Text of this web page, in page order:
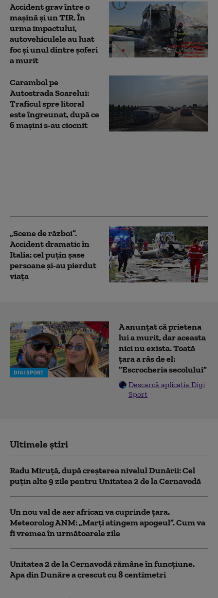
Accident grav între o
mașină și un TIR. În
urma impactului,
autovehiculele au luat
foc și unul dintre șoferi
a murit
Carambol pe
Autostrada Soarelui:
Traficul spre litoral
este îngreunat, după ce
6 mașini s-au ciocnit
„Scene de război”.
Accident dramatic în
Italia: cel puțin șase
persoane și-au pierdut
viața
DIGI SPORT
A anunțat că prietena
lui a murit, dar aceasta
nici nu exista. Toată
țara a râs de el:
”Escrocheria secolului”
Descarcă aplicația Digi
Sport
Ultimele știri
Radu Miruță, după creșterea nivelul Dunării: Cel
puțin alte 9 zile pentru Unitatea 2 de la Cernavodă
Un nou val de aer african va cuprinde țara.
Meteorolog ANM: „Marți atingem apogeul”. Cum va
fi vremea în următoarele zile
Unitatea 2 de la Cernavodă rămâne în funcțiune.
Apa din Dunăre a crescut cu 8 centimetri